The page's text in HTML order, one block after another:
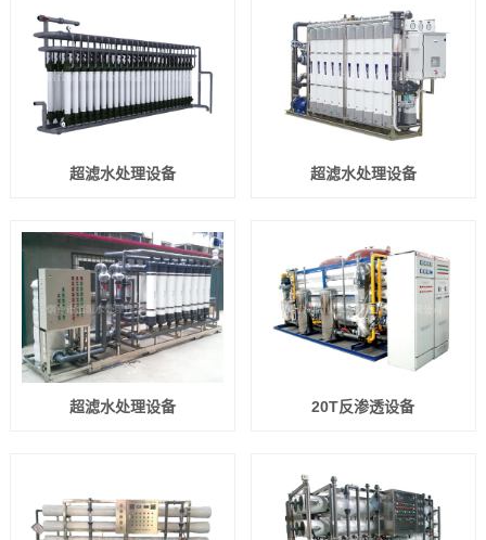
超滤水处理设备 超滤水处理设备
超滤水处理设备 20T反渗透设备